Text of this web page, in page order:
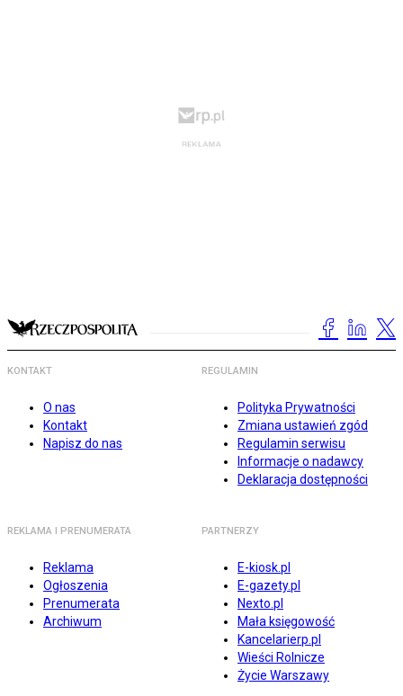
KONTAKT
O nas
Kontakt
Napisz do nas
REGULAMIN
Polityka Prywatności
Zmiana ustawień zgód
Regulamin serwisu
Informacje o nadawcy
Deklaracja dostępności
REKLAMA I PRENUMERATA
Reklama
Ogłoszenia
Prenumerata
Archiwum
PARTNERZY
E-kiosk.pl
E-gazety.pl
Nexto.pl
Mała księgowość
Kancelarierp.pl
Wieści Rolnicze
Życie Warszawy